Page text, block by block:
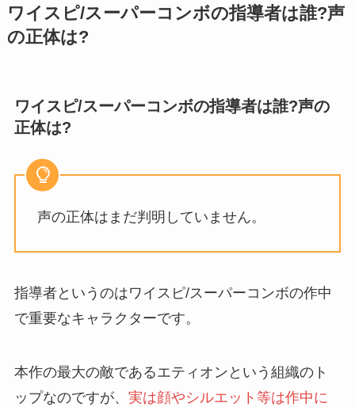
ワイスピ/スーパーコンボの指導者は誰?声
の正体は?
ワイスピ/スーパーコンボの指導者は誰?声の
正体は?
声の正体はまだ判明していません。
指導者というのはワイスピ/スーパーコンボの作中
で重要なキャラクターです。
本作の最大の敵であるエティオンという組織のト
ップなのですが、 実は顔やシルエット等は作中に